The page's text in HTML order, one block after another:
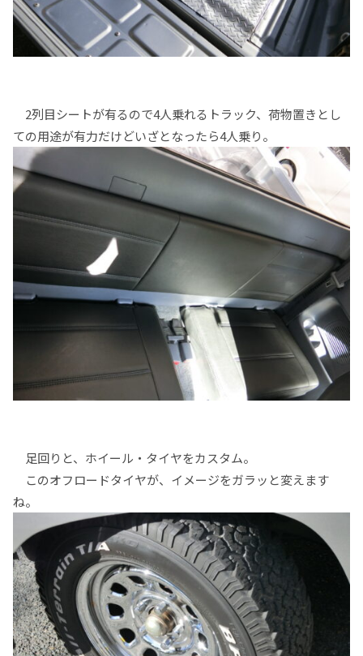
2列目シートが有るので4人乗れるトラック、荷物置きとし
ての用途が有力だけどいざとなったら4人乗り。
足回りと、ホイール・タイヤをカスタム。
このオフロードタイヤが、イメージをガラッと変えます
ね。